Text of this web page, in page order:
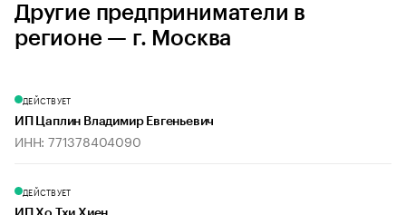
Другие предприниматели в
регионе — г. Москва
ДЕЙСТВУЕТ
ИП Цаплин Владимир Евгеньевич
ИНН: 771378404090
ДЕЙСТВУЕТ